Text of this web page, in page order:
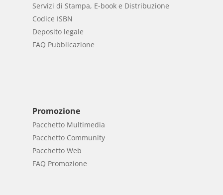
Servizi di Stampa, E-book e Distribuzione
Codice ISBN
Deposito legale
FAQ Pubblicazione
Promozione
Pacchetto Multimedia
Pacchetto Community
Pacchetto Web
FAQ Promozione